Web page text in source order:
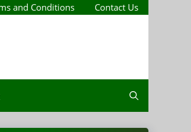
and Conditions Contact Us